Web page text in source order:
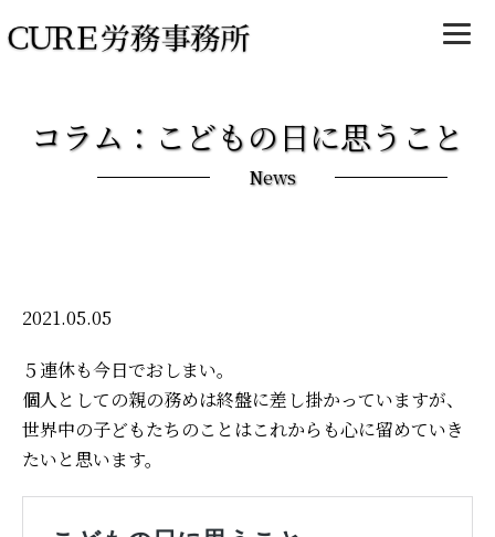
コラム：こどもの日に思うこと
News
2021.05.05
５連休も今日でおしまい。
個人としての親の務めは終盤に差し掛かっていますが、
世界中の子どもたちのことはこれからも心に留めていき
たいと思います。